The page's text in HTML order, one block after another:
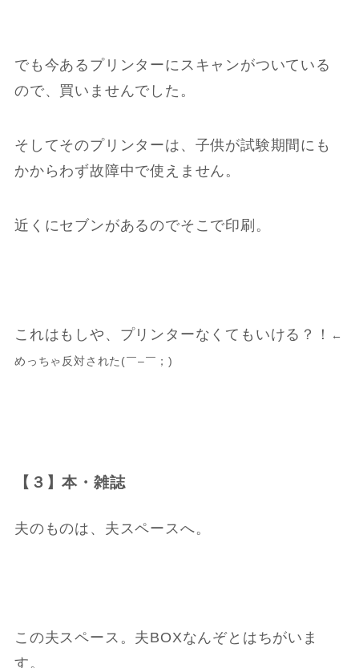
でも今あるプリンターにスキャンがついている
ので、買いませんでした。
そしてそのプリンターは、子供が試験期間にも
かからわず故障中で使えません。
近くにセブンがあるのでそこで印刷。
これはもしや、プリンターなくてもいける？！
←
めっちゃ反対された(￣–￣；)
【３】本・雑誌
夫のものは、夫スペースへ。
この夫スペース。夫BOXなんぞとはちがいま
す。